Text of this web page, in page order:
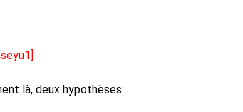
là, deux hypothèses: